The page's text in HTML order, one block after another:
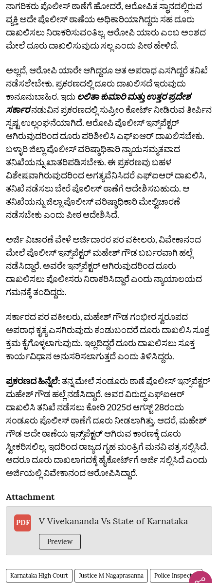
ನಾಗರಿಕರು ಪೊಲೀಸ್‌ ಠಾಣೆಗೆ ಹೋದರೆ, ಆರೋಪಿತ ಸ್ಥಾನದಲ್ಲಿರುವ
ವ್ಯಕ್ತಿ ಅದೇ ಪೊಲೀಸ್‌ ಠಾಣೆಯ ಅಧಿಕಾರಿಯಾಗಿದ್ದರು ಸಹ ದೂರು
ದಾಖಲಿಸಲು ನಿರಾಕರಿಸುವಂತಿಲ್ಲ. ಆರೋಪಿ ಯಾರು ಎಂಬ ಅಂಶದ
ಮೇಲೆ ದೂರು ದಾಖಲಿಸುವುದು ಸಲ್ಲ ಎಂದು ಪೀಠ ಹೇಳಿದೆ.
ಅಲ್ಲದೆ, ಆರೋಪಿ ಯಾರೇ ಆಗಿದ್ದರೂ ಆತ ಅಪರಾಧ ಎಸಗಿದ್ದರೆ ತನಿಖೆ
ನಡೆಸಲೇಬೇಕು. ಪ್ರಕರಣದಲ್ಲಿ ದೂರು ದಾಖಲಿಸದೆ ಇರುವುದು
ಕಾನೂನುಬಾಹಿರ. ಇದು ಲಲಿತಾ ಕುಮಾರಿ ಮತ್ತು ಉತ್ತರ ಪ್ರದೇಶ
ಸರ್ಕಾರನಡುವಿನ ಪ್ರಕರಣದಲ್ಲಿ ಸುಪ್ರೀಂ ಕೋರ್ಟ್‌ ನೀಡಿರುವ ತೀರ್ಪಿನ
ಸ್ಪಷ್ಟ ಉಲ್ಲಂಘನೆಯಾಗಿದೆ. ಆರೋಪಿ ಪೊಲೀಸ್‌ ಇನ್ಸ್‌ಪೆಕ್ಟರ್
ಆಗಿರುವುದರಿಂದ ದೂರು ಪರಿಶೀಲಿಸಿ ಎಫ್‌ಐಆರ್ ದಾಖಲಿಸಬೇಕು.
ಬಳ್ಳಾರಿ ಜಿಲ್ಲಾ ಪೊಲೀಸ್‌ ವರಿಷ್ಠಾಧಿಕಾರಿ ನ್ಯಾಯಸಮ್ಮತವಾದ
ತನಿಖೆಯನ್ನು ಖಾತರಿಪಡಿಸಬೇಕು. ಈ ಪ್ರಕರಣವು ಬಹಳ
ವಿಶೇಷವಾಗಿರುವುದರಿಂದ ಅಗತ್ಯವೆನಿಸಿದರೆ ಎಫ್‌ಐಆರ್‌ ದಾಖಲಿಸಿ,
ತನಿಖೆ ನಡೆಸಲು ಬೇರೆ ಪೊಲೀಸ್‌ ಠಾಣೆಗೆ ಆದೇಶಿಸಬಹುದು. ಆ
ತನಿಖೆಯನ್ನು ಜಿಲ್ಲಾ ಪೊಲೀಸ್‌ ವರಿಷ್ಠಾಧಿಕಾರಿ ಮೇಲ್ವಿಚಾರಣೆ
ನಡೆಸಬೇಕು ಎಂದು ಪೀಠ ಆದೇಶಿಸಿದೆ.
ಅರ್ಜಿ ವಿಚಾರಣೆ ವೇಳೆ ಅರ್ಜಿದಾರರ ಪರ ವಕೀಲರು, ವಿವೇಕಾನಂದ
ಮೇಲೆ ಪೊಲೀಸ್‌ ಇನ್ಸ್‌ಪೆಕ್ಟರ್‌ ಮಹೇಶ್‌ ಗೌಡ ಬರ್ಬರವಾಗಿ ಹಲ್ಲೆ
ನಡೆಸಿದ್ದಾರೆ. ಅವರೇ ಇನ್ಸ್‌ಪೆಕ್ಟರ್‌ ಆಗಿರುವುದರಿಂದ ದೂರು
ದಾಖಲಿಸಲು ಪೊಲೀಸರು ನಿರಾಕರಿಸಿದ್ದಾರೆ ಎಂದು ನ್ಯಾಯಾಲಯದ
ಗಮನಕ್ಕೆ ತಂದಿದ್ದರು.
ಸರ್ಕಾರದ ಪರ ವಕೀಲರು, ಮಹೇಶ್‌ ಗೌಡ ಗಂಭೀರ ಸ್ವರೂಪದ
ಅಪರಾಧ ಕೃತ್ಯ ಎಸಗಿರುವುದು ಕಂಡುಬಂದರೆ ದೂರು ದಾಖಲಿಸಿ ಸೂಕ್ತ
ಕ್ರಮ ಕೈಗೊಳ್ಳಲಾಗುವುದು. ಇಲ್ಲದಿದ್ದರೆ ದೂರು ದಾಖಲಿಸಲು ಸೂಕ್ತ
ಕಾರ್ಯವಿಧಾನ ಅನುಸರಿಸಲಾಗುತ್ತದೆ ಎಂದು ತಿಳಿಸಿದ್ದರು.
ಪ್ರಕರಣದ ಹಿನ್ನೆಲೆ: ತನ್ನ ಮೇಲೆ ಸಂಡೂರು ಠಾಣೆ ಪೊಲೀಸ್‌ ಇನ್ಸ್‌ಪೆಕ್ಟರ್‌
ಮಹೇಶ್‌ ಗೌಡ ಹಲ್ಲೆ ನಡೆಸಿದ್ದಾರೆ. ಅವರ ವಿರುದ್ಧ ಎಫ್‌ಐಆರ್‌
ದಾಖಲಿಸಿ ತನಿಖೆ ನಡೆಸಲು ಕೋರಿ 2025ರ ಆಗಸ್ಟ್‌ 28ರಂದು
ಸಂಡೂರು ಪೊಲೀಸ್‌ ಠಾಣೆಗೆ ದೂರು ನೀಡಲಾಗಿತ್ತು. ಆದರೆ, ಮಹೇಶ್
ಗೌಡ ಅದೇ ಠಾಣೆಯ ಇನ್ಸ್‌ಪೆಕ್ಟರ್‌ ಆಗಿರುವ ಕಾರಣಕ್ಕೆ ದೂರು
ಸ್ವೀಕರಿಸಲಿಲ್ಲ. ಇದರಿಂದ ರಾಜ್ಯದ ಗೃಹ ಮಂತ್ರಿಗೆ ಮನವಿ ಪತ್ರ ಸಲ್ಲಿಸಿದೆ.
ಆದರೂ ದೂರು ದಾಖಲಾಗದಕ್ಕೆ ಹೈಕೋರ್ಟ್‌ಗೆ ಅರ್ಜಿ ಸಲ್ಲಿಸಿದೆ ಎಂದು
ಅರ್ಜಿಯಲ್ಲಿ ವಿವೇಕಾನಂದ ಆರೋಪಿಸಿದ್ದಾರೆ.
Attachment
PDF V Vivekananda Vs State of Karnataka
Preview
Karnataka High Court Justice M Nagaprasanna Police Inspector